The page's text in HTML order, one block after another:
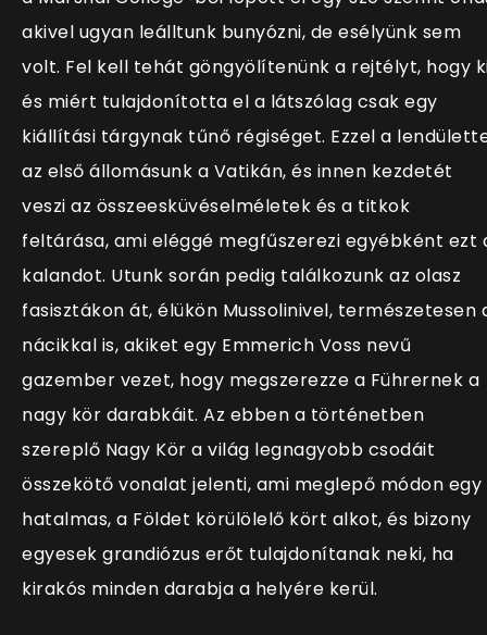
akivel ugyan leálltunk bunyózni, de esélyünk sem
volt. Fel kell tehát göngyölítenünk a rejtélyt, hogy
és miért tulajdonította el a látszólag csak egy
kiállítási tárgynak tűnő régiséget. Ezzel a
az első állomásunk a Vatikán, és innen kezdetét
veszi az összeesküvéselméletek és a titkok
feltárása, ami eléggé megfűszerezi egyébként ezt
kalandot. Utunk során pedig találkozunk az olasz
fasisztákon át, élükön Mussolinivel, természetesen
nácikkal is, akiket egy Emmerich Voss nevű
gazember vezet, hogy megszerezze a Führernek a
nagy kör darabkáit. Az ebben a történetben
szereplő Nagy Kör a világ legnagyobb csodáit
összekötő vonalat jelenti, ami meglepő módon egy
hatalmas, a Földet körülölelő kört alkot, és bizony
egyesek grandiózus erőt tulajdonítanak neki, ha
kirakós minden darabja a helyére kerül.